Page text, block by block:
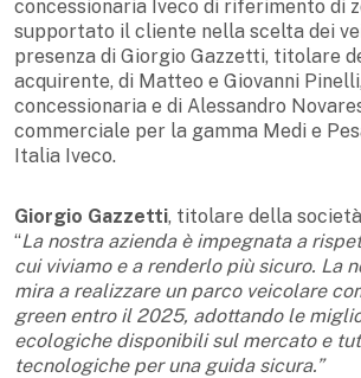
concessionaria Iveco di riferimento di
supportato il cliente nella scelta dei
presenza di Giorgio Gazzetti, titolare
acquirente, di Matteo e Giovanni
concessionaria e di Alessandro
commerciale per la gamma Medi e
Italia Iveco.
Giorgio Gazzetti, titolare della
“La nostra azienda è impegnata a
cui viviamo e a renderlo più sicuro. La
mira a realizzare un parco veicolare
green entro il 2025, adottando le
ecologiche disponibili sul mercato e
tecnologiche per una guida sicura.”